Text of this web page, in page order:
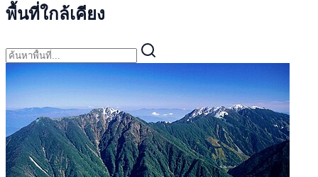
พื้นที่ใกล้เคียง